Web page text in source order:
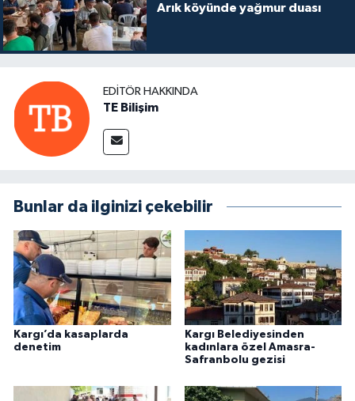
Arık köyünde yağmur duası
EDITÖR HAKKINDA
TE Bilişim
Bunlar da ilginizi çekebilir
Kargı’da kasaplarda
denetim
Kargı Belediyesinden
kadınlara özel Amasra-
Safranbolu gezisi